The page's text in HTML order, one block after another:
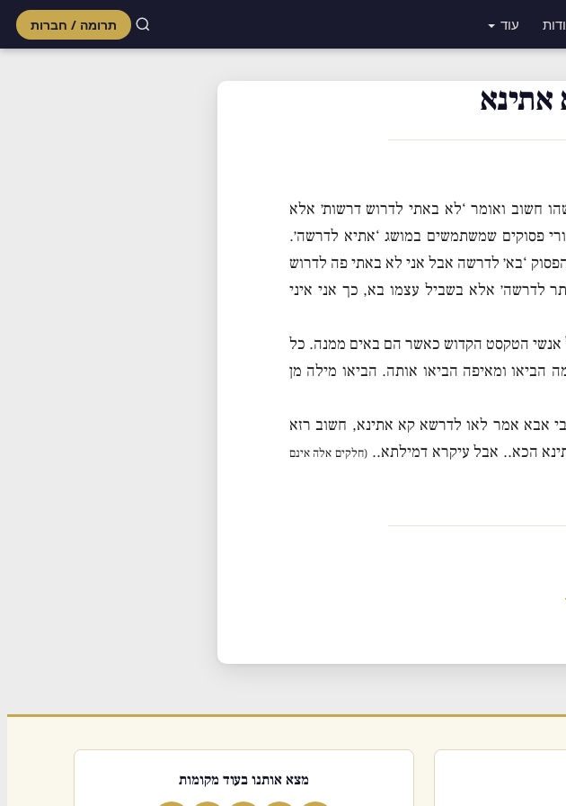
עוד תרומה / חברות
חשוב ואומר ‘לא באתי לדרוש דרשות׳ אלא
פסוקים שמשתמשים במושג ‘אתיא לדרשה׳.
‘בא׳ לדרשה אבל אני לא באתי פה לדרוש
לדרשה׳ אלא בשביל עצמו בא, כך אני איני
אנשי הטקסט הקדוש כאשר הם באים ממנה. כל
הביאו ומאיפה הביאו אותה. הביאו מילה מן
אבא אמר לאו לדרשא קא אתינא, חשוב רזא
הכא.. אבל עיקרא דמילתא.. (חלקים אלה אינם
מצא אותנו בעוד מקומות